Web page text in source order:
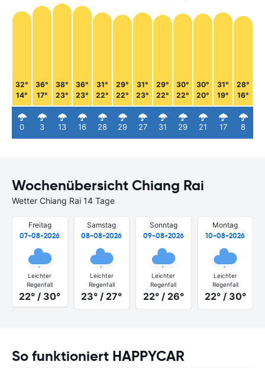
32°
14°
0
36°
17°
3
38°
23°
13
36°
23°
16
31°
22°
28
29°
22°
29
31°
23°
27
29°
22°
31
30°
22°
29
30°
20°
21
31°
19°
17
28°
16°
8
Wochenübersicht Chiang Rai
Wetter Chiang Rai 14 Tage
Freitag
07-08-2026
Leichter
Regenfall
22° / 30°
Samstag
08-08-2026
Leichter
Regenfall
23° / 27°
Sonntag
09-08-2026
Leichter
Regenfall
22° / 26°
Montag
10-08-2026
Leichter
Regenfall
22° / 30°
So funktioniert HAPPYCAR